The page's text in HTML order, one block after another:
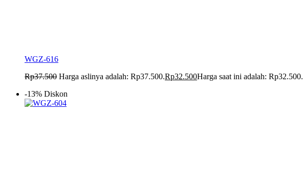
WGZ-616
Rp37.500 Harga aslinya adalah: Rp37.500.Rp32.500Harga saat ini adalah: Rp32.500.
-13% Diskon